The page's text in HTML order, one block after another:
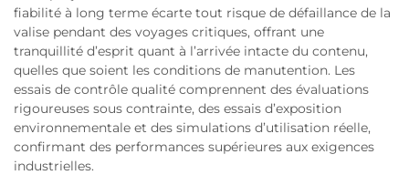
fiabilité à long terme écarte tout risque de défaillance de la
valise pendant des voyages critiques, offrant une
tranquillité d’esprit quant à l’arrivée intacte du contenu,
quelles que soient les conditions de manutention. Les
essais de contrôle qualité comprennent des évaluations
rigoureuses sous contrainte, des essais d’exposition
environnementale et des simulations d’utilisation réelle,
confirmant des performances supérieures aux exigences
industrielles.